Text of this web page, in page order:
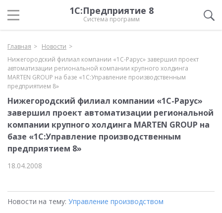
1С:Предприятие 8
Система программ
Главная
Новости
Нижегородский филиал компании «1С-Рарус» завершил проект
автоматизации региональной компании крупного холдинга
MARTEN GROUP на базе «1С:Управление производственным
предприятием 8»
Нижегородский филиал компании «1С-Рарус»
завершил проект автоматизации региональной
компании крупного холдинга MARTEN GROUP на
базе «1С:Управление производственным
предприятием 8»
18.04.2008
Новости на тему: Управление производством